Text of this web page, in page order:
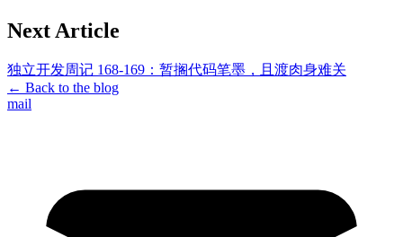
Next Article
独立开发周记 168-169：暂搁代码笔墨，且渡肉身难关
← Back to the blog
mail